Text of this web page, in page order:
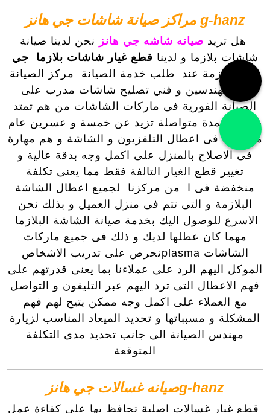
g-hanz مراكز صيانة شاشات جي هانز
هل تريد صيانه شاشه جي هانز نحن لدينا صيانة
شاشات بلازما و لدينا قطع غيار شاشات بلازما جي
هانز
اللازمة عند طلب خدمة الصيانة مركز الصيانة
من مهندسين و فني تصليح شاشات مدرب على
الصيانة الفورية فى ماركات الشاشات من هم تمتد
خبرتهم لمدة متواصلة تزيد عن خمسة و عسرين عام
متواصلة فى اعطال التلفزيون و الشاشة و هم مهارة
فى الاصلاح بالمنزل على اكمل وجه بدقة عالية و
تغيير قطع الغيار التالفة فقط مما يعنى تكلفة
منخفضة فى ا من مركزنا لجميع اعطال الشاشة
البلازمة و التى تتم فى منزل العميل و بذلك نحن
الاسرع للوصول اليك بخدمة صيانة الشاشة البلازما
مهما كان عطلها لديك و ذلك فى جميع ماركات
الشاشات plasmaنحرص على تدريب الاشخاص
الموكل اليهم الرد على عملاءنا بما يعنى قدرتهم على
فهم الاعطال التى ترد اليهم عبر التليفون و التواصل
مع العملاء على اكمل وجه ممكن يتيح لهم فهم
المشكلة و مسبباتها و تحديد الميعاد المناسب لزيارة
مهندس الصيانة الى جانب تحديد مدى التكلفة
المتوقعة
g-hanzصيانه غسالات جي هانز
قطع غيار غسالات اصلية تحافظ بها على كفاءة عمل